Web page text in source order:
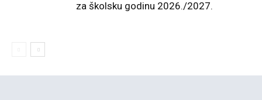
za školsku godinu 2026./2027.